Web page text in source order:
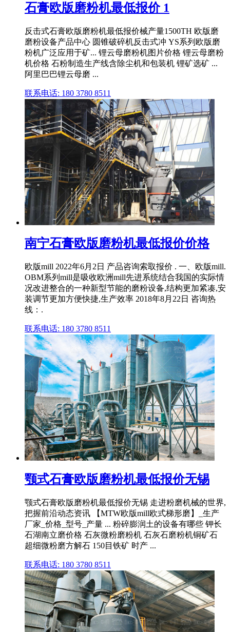
石膏欧版磨粉机最低报价 1
反击式石膏欧版磨粉机最低报价械产量1500TH 欧版磨
磨粉设备产品中心 圆锥破碎机反击式冲 YS系列欧版磨
粉机广泛应用于矿... 锂云母磨粉机图片价格 锂云母磨粉
机价格 石粉制造生产线含除尘机和包装机 锂矿选矿 ...
阿里巴巴锂云母磨 ...
联系电话: 180 3780 8511
南宁石膏欧版磨粉机最低报价价格
欧版mill 2022年6月2日 产品咨询索取报价 . 一、欧版mill.
OBM系列mill是吸收欧洲mill先进系统结合我国的实际情
况改进整合的一种新型节能的磨粉设备,结构更加紧凑,安
装调节更加方便快捷,生产效率 2018年8月22日 咨询热
线：.
联系电话: 180 3780 8511
颚式石膏欧版磨粉机最低报价无锡
颚式石膏欧版磨粉机最低报价无锡 走进粉磨机械的世界,
把握前沿动态资讯 【MTW欧版mill欧式梯形磨】_生产
厂家_价格_型号_产量 ... 粉碎膨润土的设备有哪些 钾长
石湖南立磨价格 石灰微粉磨粉机 石灰石磨粉机铜矿石
超细微粉磨方解石 150目铁矿 时产 ...
联系电话: 180 3780 8511